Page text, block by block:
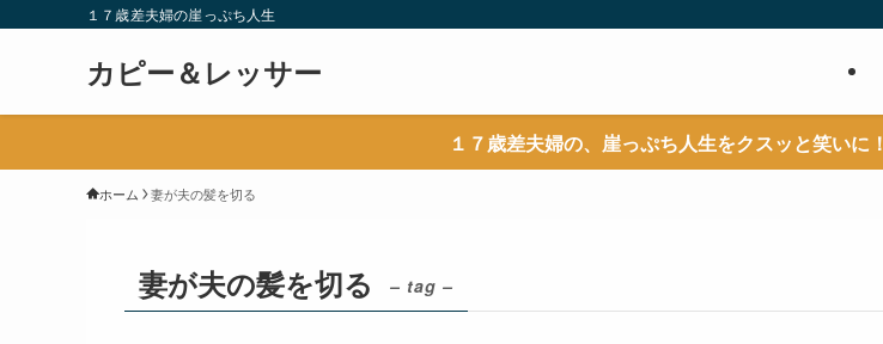
１７歳差夫婦の崖っぷち人生
カピー＆レッサー
１７歳差夫婦の、崖っぷち人生をクスッと笑いに！
ホーム 妻が夫の髪を切る
妻が夫の髪を切る – tag –